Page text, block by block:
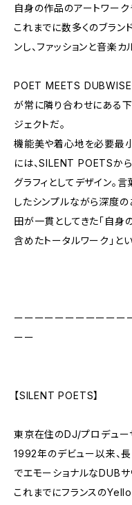
自身の作品のアートワーク
これまでに数多くのブラン
ンし、ファッションと音楽
POET MEETS DUBWISE
が常に隣り合わせにある
ジェクトだ。
機能美や着心地を必要最
には、SILENT POETSか
グラフィとしてデザイン。
したシンプルながら深度の
田が一貫としてきた「自
含めたトータルワーク」と
ーーーーーーーーーーー
ーー
【SILENT POETS】
東京在住のDJ/プロデュー
1992年のデビュー以来、長
でエモーショナルなDUBサ
これまでにフランスの